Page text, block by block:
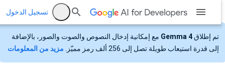
تسجيل الدخول
تم إطلاق Gemma 4مع إمكانية إدخال النصوص والصوت والصور، بالإضافة
إلى قدرة استيعاب طويلة تصل إلى 256 ألف رمز مميّز.
مزيد من المعلومات